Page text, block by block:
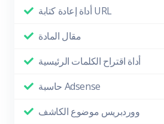
أداة إعادة كتابة URL
مقال المادة
أداة اقتراح الكلمات الرئيسية
حاسبة Adsense
ووردبريس موضوع الكاشف